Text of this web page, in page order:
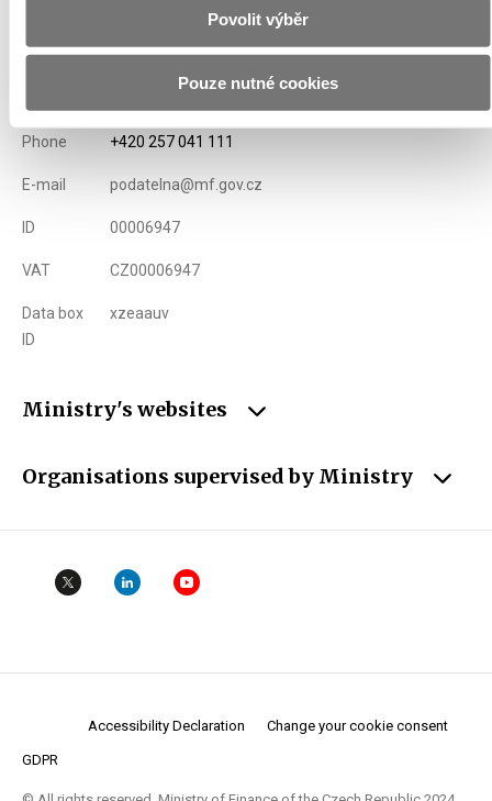
Povolit výběr
Pouze nutné cookies
Ministry of Finance of the Czech Republic
Phone +420 257 041 111
E-mail podatelna@mf.gov.cz
ID 00006947
VAT CZ00006947
Data box
ID
xzeaauv
Ministry's websites
Organisations supervised by Ministry
Accessibility Declaration Change your cookie consent
GDPR